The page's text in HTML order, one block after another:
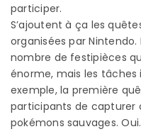
participer.
S’ajoutent à ça les
organisées par
nombre de festipièces
énorme, mais les tâches
exemple, la première
participants de capturer
pokémons sauvages.